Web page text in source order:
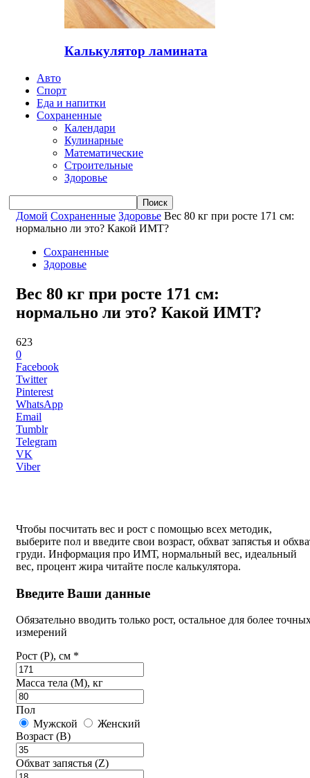
Калькулятор ламината
Авто
Спорт
Еда и напитки
Сохраненные
Календари
Кулинарные
Математические
Строительные
Здоровье
Домой Сохраненные Здоровье Вес 80 кг при росте 171 см:
нормально ли это? Какой ИМТ?
Сохраненные
Здоровье
Вес 80 кг при росте 171 см:
нормально ли это? Какой ИМТ?
623
0
Facebook
Twitter
Pinterest
WhatsApp
Email
Tumblr
Telegram
VK
Viber
Чтобы посчитать вес и рост с помощью всех методик,
выберите пол и введите свои возраст, обхват запястья и
груди. Информация про ИМТ, нормальный вес, идеальный
вес, процент жира читайте после калькулятора.
Введите Ваши данные
Обязательно вводить только рост, остальное для более
измерений
Рост (P), см *
Масса тела (M), кг
Пол
Мужской
Женский
Возраст (B)
Обхват запястья (Z)